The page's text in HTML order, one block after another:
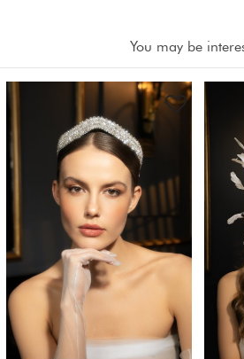
You may be